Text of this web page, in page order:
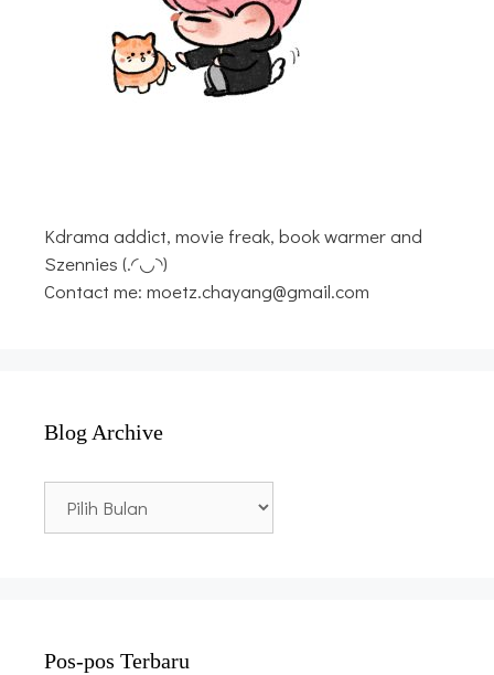
Kdrama addict, movie freak, book warmer and
Szennies (.◜◡◝)
Contact me: moetz.chayang@gmail.com
Blog Archive
Archive
Pos-pos Terbaru